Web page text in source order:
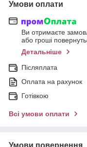
Умови оплати
Ви отримаєте
або гроші
Детальніше
Післяплата
Оплата на рахунок
Готівкою
Всі умови оплати